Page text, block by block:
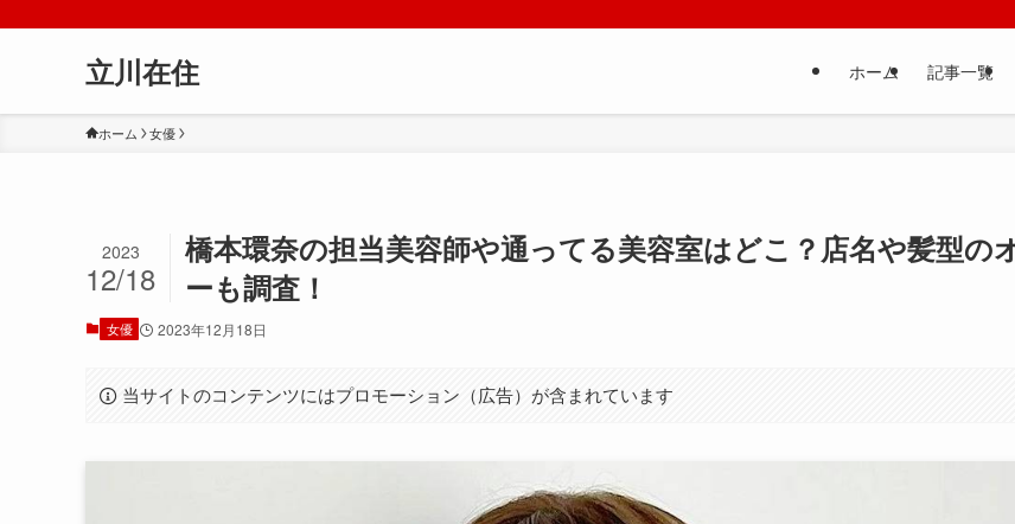
立川在住 ホーム 記事一覧
ホーム 女優
橋本環奈の担当美容師や通ってる美容室はどこ？店名や髪型の
ーも調査！
2023
12/18
女優 2023年12月18日
当サイトのコンテンツにはプロモーション（広告）が含まれています